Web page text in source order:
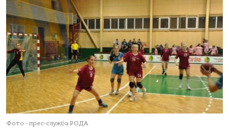
Фото - прес-служба РОДА